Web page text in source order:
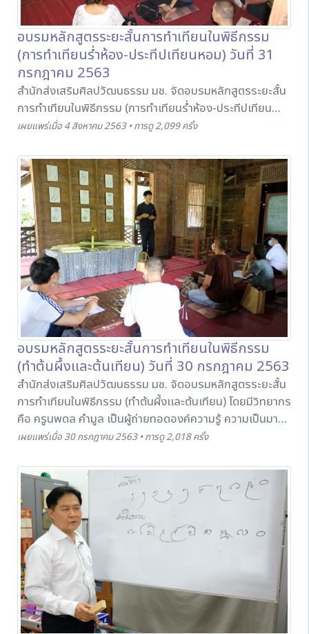
อบรมหลักสูตรระยะสั้นการทำเทียนในพิธีกรรม
(การทำเทียนร่ำห้อง-ประทีปเทียนหอม) วันที่ 31
กรกฎาคม 2563
สำนักส่งเสริมศิลปวัฒนธรรม มช. จัดอบรมหลักสูตรระยะสั้น
การทำเทียนในพิธีกรรม (การทำเทียนร่ำห้อง-ประทีปเทียน
หอม) โดยมีวิทยากรคือ ครูอุสา ศรีสุวรรณ เป็นผู้ถ่ายทอด
ประทีปเทียนหอม โดยมีผู้สนใจเข้าร่วมหลักสูตรดังกล่าว ในวัน
ที่ 31 กรกฎาคม 2563 ณ เฮือนอนุสารสนทรกิจ พิพิธภัณฑ์
เรือนโบราณล้านนา มช.
เผยแพร่เมื่อ 4 สิงหาคม 2563 • การดู 2,099 ครั้ง
อบรมหลักสูตรระยะสั้นการทำเทียนในพิธีกรรม
(ทำต้นผึ้งเเละต้นเทียน) วันที่ 30 กรกฎาคม 2563
สำนักส่งเสริมศิลปวัฒนธรรม มช. จัดอบรมหลักสูตรระยะสั้น
การทำเทียนในพิธีกรรม (ทำต้นผึ้งเเละต้นเทียน) โดยมีวิทยากร
คือ ครูนพดล คำมูล เป็นผู้ถ่ายทอดองค์ความรู้ ความเป็นมา
ของการทำต้นผึ้งต้นเทียน ขั้นตอนการทำ รวมไปถึงการนำไป
เพื่อนำความรู้ที่ได้ไปต่อยอดทางด้านศิลปวัฒนธรรมที่
เกี่ยวข้อง ในวันที่ 30 กรกฎาคม 2563 ณ เฮือนอนุสารสนทร
กิจ พิพิธภัณฑ์เรือนโบราณล้านนา มช.
เผยแพร่เมื่อ 30 กรกฎาคม 2563 • การดู 2,018 ครั้ง